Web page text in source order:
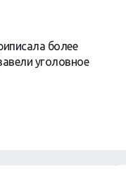
более
уголовное